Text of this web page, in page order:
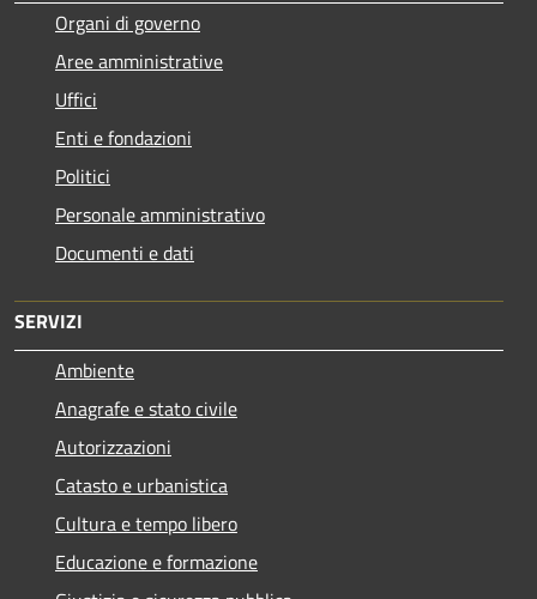
Organi di governo
Aree amministrative
Uffici
Enti e fondazioni
Politici
Personale amministrativo
Documenti e dati
SERVIZI
Ambiente
Anagrafe e stato civile
Autorizzazioni
Catasto e urbanistica
Cultura e tempo libero
Educazione e formazione